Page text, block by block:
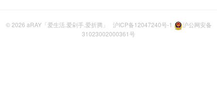
© 2026 aRAY「爱生活.爱剁手.爱折腾」 沪ICP备12047240号-1
沪公网安备
31023002000361号